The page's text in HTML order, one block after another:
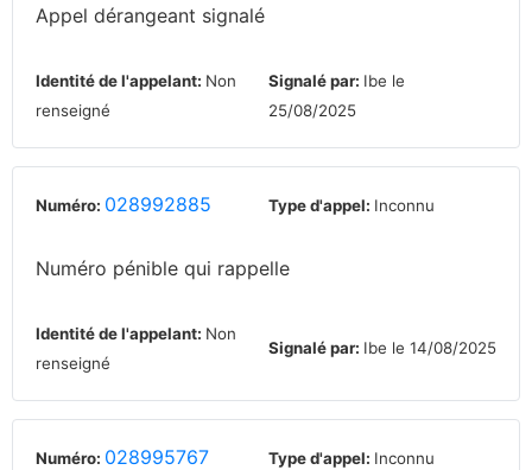
Appel dérangeant signalé
Identité de l'appelant: Non
renseigné
Signalé par: Ibe le
25/08/2025
Numéro: 028992885 Type d'appel: Inconnu
Numéro pénible qui rappelle
Identité de l'appelant: Non
renseigné
Signalé par: Ibe le 14/08/2025
Numéro: 028995767 Type d'appel: Inconnu